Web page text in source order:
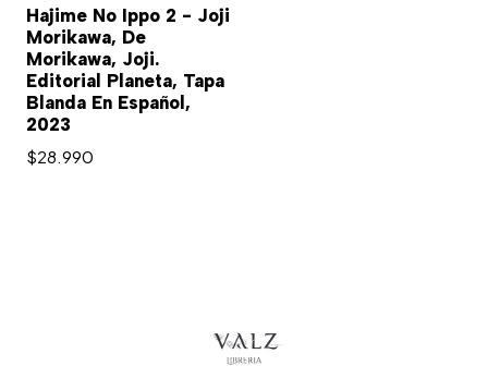
Hajime No Ippo 2 - Joji
Morikawa, De
Morikawa, Joji.
Editorial Planeta, Tapa
Blanda En Español,
2023
$28.990